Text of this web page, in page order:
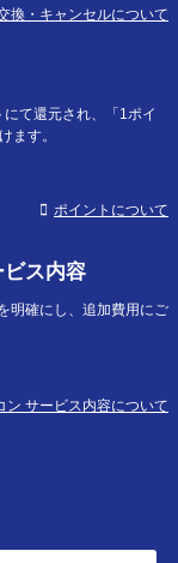
換・キャンセルについて
て還元され、「1ポイ
ます。
ポイントについて
ス内容
明確にし、追加費用にご
ン サービス内容について